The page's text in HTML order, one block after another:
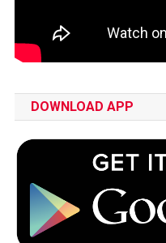
DOWNLOAD APP